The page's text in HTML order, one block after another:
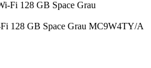
128 GB Space Grau MC9W4TY/A